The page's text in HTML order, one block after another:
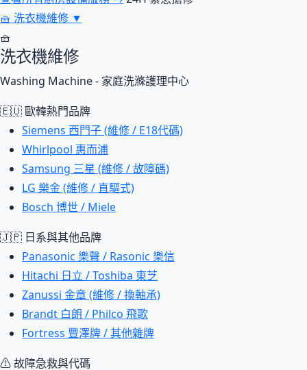
🧺 洗衣機維修 ▼
🧺
洗衣機維修
Washing Machine - 家庭洗滌護理中心
🇪🇺 歐韓熱門品牌
Siemens 西門子 (維修 / E18代碼)
Whirlpool 惠而浦
Samsung 三星 (維修 / 故障碼)
LG 樂金 (維修 / 直驅式)
Bosch 博世 / Miele
🇯🇵 日系與其他品牌
Panasonic 樂聲 / Rasonic 樂信
Hitachi 日立 / Toshiba 東芝
Zanussi 金章 (維修 / 換軸承)
Brandt 白朗 / Philco 飛歌
Fortress 豐澤牌 / 其他雜牌
⚠ 故障急救與代碼